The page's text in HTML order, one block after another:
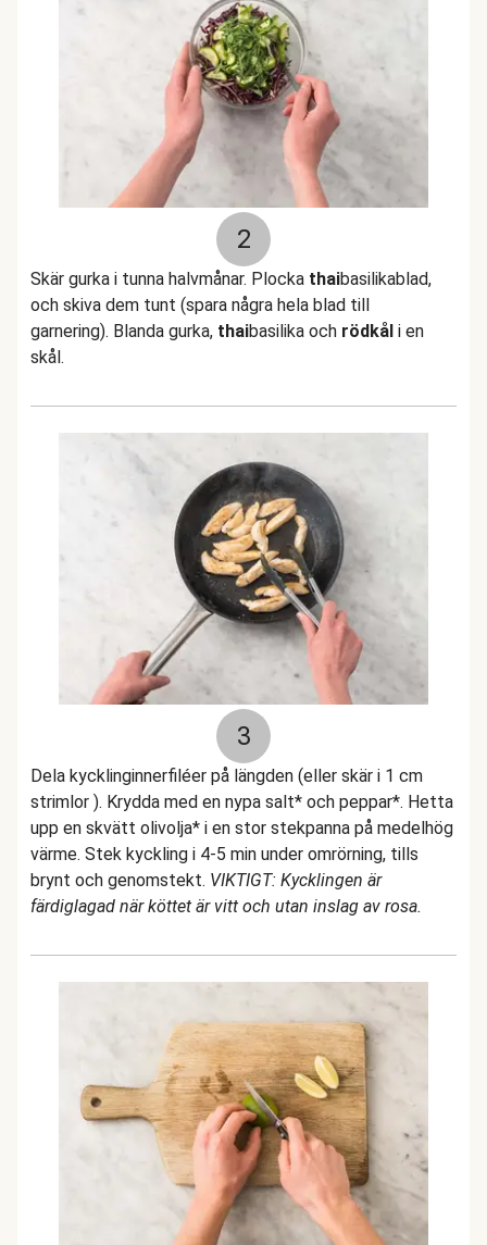
2
Skär gurka i tunna halvmånar. Plocka thaibasilikablad,
och skiva dem tunt (spara några hela blad till
garnering). Blanda gurka, thaibasilika och rödkål i en
skål.
3
Dela kycklinginnerfiléer på längden (eller skär i 1 cm
strimlor ). Krydda med en nypa salt* och peppar*. Hetta
upp en skvätt olivolja* i en stor stekpanna på medelhög
värme. Stek kyckling i 4-5 min under omrörning, tills
brynt och genomstekt. VIKTIGT: Kycklingen är
färdiglagad när köttet är vitt och utan inslag av rosa.